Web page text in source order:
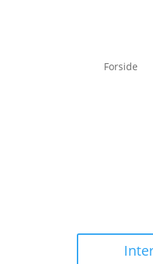
Forside